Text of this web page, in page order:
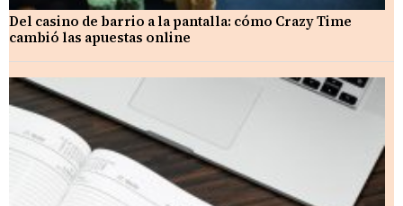
Del casino de barrio a la pantalla: cómo Crazy Time
cambió las apuestas online